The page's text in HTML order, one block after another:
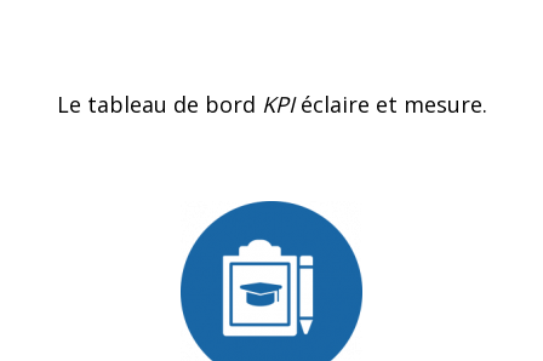
Le tableau de bord KPIéclaire et mesure.